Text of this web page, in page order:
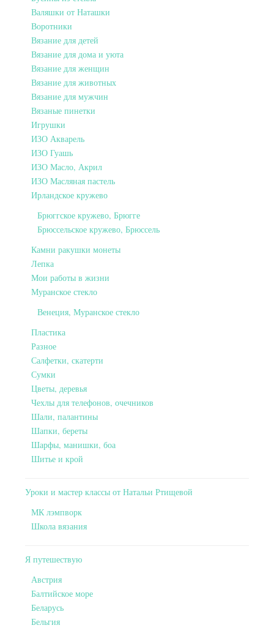
Валяшки от Наташки
Воротники
Вязание для детей
Вязание для дома и уюта
Вязание для женщин
Вязание для животных
Вязание для мужчин
Вязаные пинетки
Игрушки
ИЗО Акварель
ИЗО Гуашь
ИЗО Масло, Акрил
ИЗО Масляная пастель
Ирландское кружево
Брюггское кружево, Брюгге
Брюссельское кружево, Брюссель
Камни ракушки монеты
Лепка
Мои работы в жизни
Муранское стекло
Венеция, Муранское стекло
Пластика
Разное
Салфетки, скатерти
Сумки
Цветы, деревья
Чехлы для телефонов, очечников
Шали, палантины
Шапки, береты
Шарфы, манишки, боа
Шитье и крой
Уроки и мастер классы от Натальи Ртищевой
МК лэмпворк
Школа вязания
Я путешествую
Австрия
Балтийское море
Беларусь
Бельгия